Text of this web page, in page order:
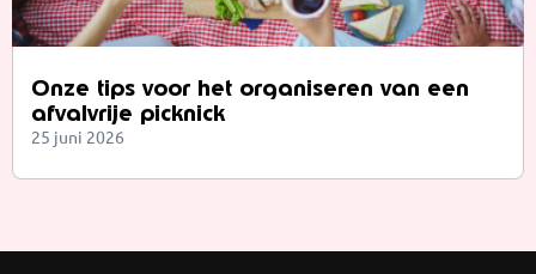
Onze tips voor het organiseren van een
afvalvrije picknick
25 juni 2026